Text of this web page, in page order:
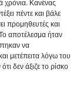
χρόνια. Κανένας
πέντε και βάλε
προμηθευτές και
αποτέλεσμα ήταν
να
μετέπειτα λόγω του
δεν άξιζε το ρίσκο